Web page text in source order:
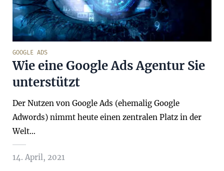
GOOGLE ADS
Wie eine Google Ads Agentur Sie
unterstützt
Der Nutzen von Google Ads (ehemalig Google
Adwords) nimmt heute einen zentralen Platz in der
Welt…
14. April, 2021